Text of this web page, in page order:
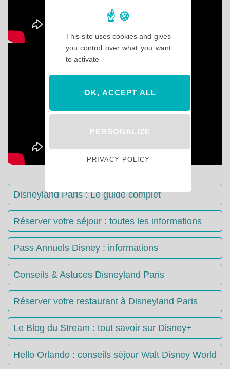
Disneyland Paris : Le guide complet
Réserver votre séjour : toutes les informations
Pass Annuels Disney : informations
Conseils & Astuces Disneyland Paris
Réserver votre restaurant à Disneyland Paris
Le Blog du Stream : tout savoir sur Disney+
Hello Orlando : conseils séjour Walt Disney World
This site uses cookies and gives
you control over what you want
to activate
OK, ACCEPT ALL
PERSONALIZE
PRIVACY POLICY